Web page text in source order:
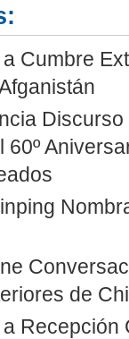
Cumbre
60º
de
Recepción